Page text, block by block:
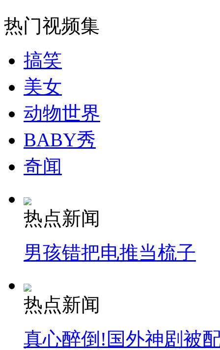
安徽一实载49人客车翻车
走！跟着总书记去植树
消防员救轻生者 花炮节热闹非凡
司机酒驾遇交警 急速倒车逃窜
热门视频集
搞笑
美女
动物世界
BABY秀
奇闻
热点新闻
男孩错把电推当梳子
热点新闻
真心醉倒!国外神剧被